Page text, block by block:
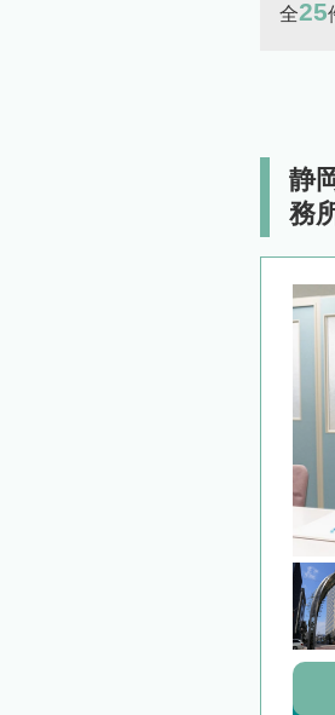
全25
静
務